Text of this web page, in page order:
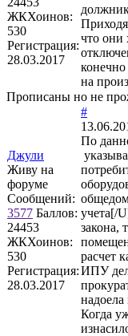
ЖКХоинов:
530
Регистрация:
28.03.2017
что они
на
Прописаны но не
Джули
Живу на
форуме
Сообщений:
3577 Баллов:
24453
ЖКХоинов:
530
Регистрация:
28.03.2017
#
По
учета[/
закона,
расчет
ИПУ
Когда